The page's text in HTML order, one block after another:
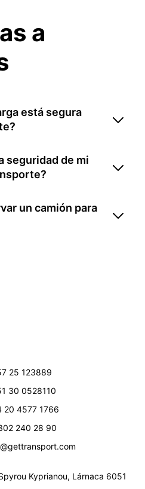
a
está segura
seguridad de mi
un camión para
25 123889
30 0528110
20 4577 1766
240 28 90
Kyprianou, Lárnaca 6051